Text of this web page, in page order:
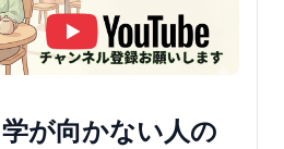
が向かない人の